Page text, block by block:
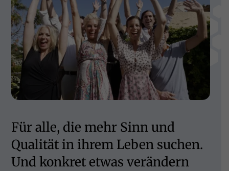
Für alle, die mehr Sinn und
Qualität in ihrem Leben suchen.
Und konkret etwas verändern